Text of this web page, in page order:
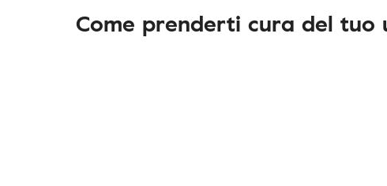
Come prenderti cura del tuo